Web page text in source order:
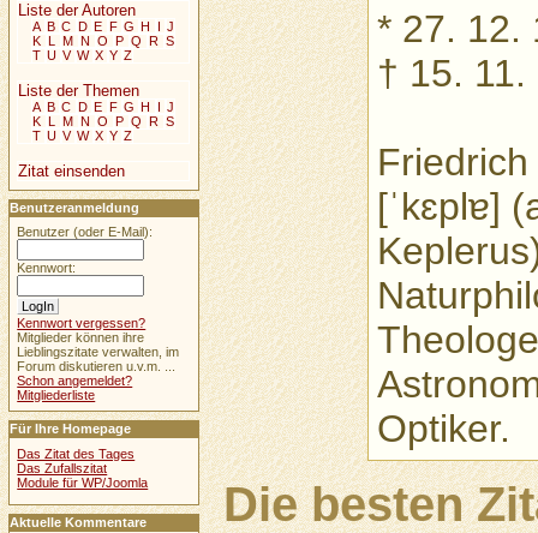
* 27. 12.
† 15.
[ˈkɛplɐ]
Optiker.
Die besten
Liste der Autoren
A B C D E F G H I J
K L M N O P Q R S
T U V W X Y Z
Liste der Themen
A B C D E F G H I J
K L M N O P Q R S
T U V W X Y Z
Zitat einsenden
Benutzeranmeldung
Benutzer (oder E-Mail):
Kennwort:
Kennwort vergessen?
Mitglieder können ihre
Lieblingszitate verwalten, im
Forum diskutieren u.v.m. ...
Schon angemeldet?
Mitgliederliste
Für Ihre Homepage
Das Zitat des Tages
Das Zufallszitat
Module für WP/Joomla
Aktuelle Kommentare